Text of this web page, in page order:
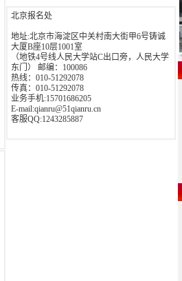
北京报名处
地址:北京市海淀区中关村南大街甲6号铸诚
大厦B座10层1001室
（地铁4号线人民大学站C出口旁，人民大学
东门） 邮编：100086
热线：010-51292078
传真：010-51292078
业务手机:15701686205
E-mail:qianru@51qianru.cn
客服QQ:1243285887